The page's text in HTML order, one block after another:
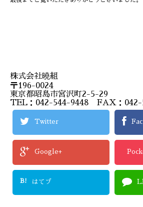
株式会社曉組
〒196-0024
東京都昭島市宮沢町2-5-29
TEL：042-544-9448 FAX：042-
Twitter
Google+
B! はてブ